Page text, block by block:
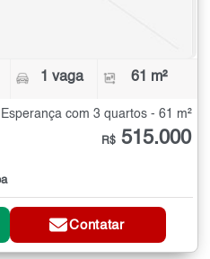
1 vaga 61 m²
com 3 quartos - 61 m²
R$ 515.000
Contatar